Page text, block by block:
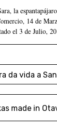
la
14 de
el 3 de Julio,
da vida a San
made in